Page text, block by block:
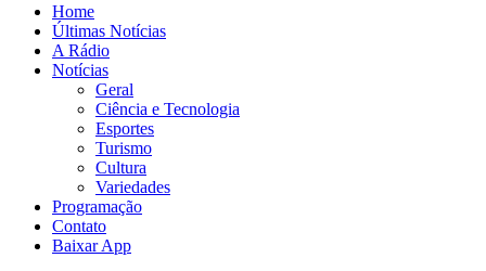
Home
Últimas Notícias
A Rádio
Notícias
Geral
Ciência e Tecnologia
Esportes
Turismo
Cultura
Variedades
Programação
Contato
Baixar App